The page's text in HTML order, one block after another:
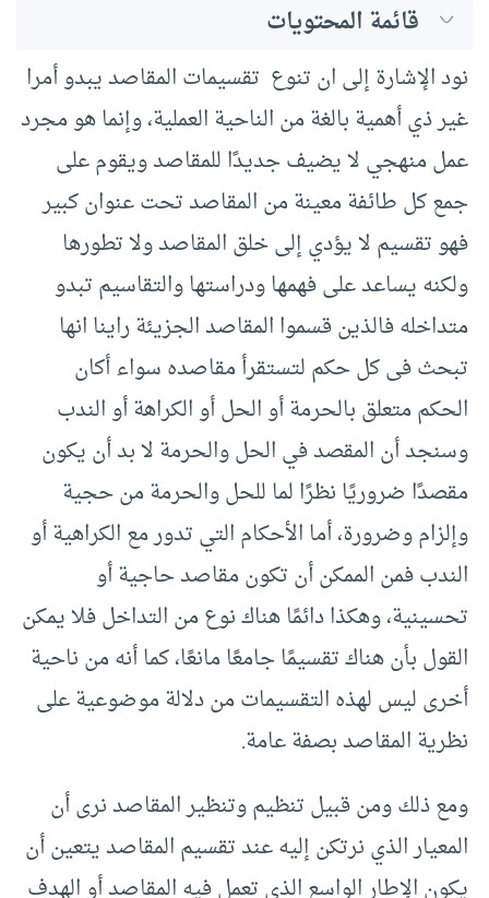
قائمة المحتويات
نود الإشارة إلى ان تنوع تقسيمات المقاصد يبدو أمرا
غير ذي أهمية بالغة من الناحية العملية، وإنما هو مجرد
عمل منهجي لا يضيف جديدًا للمقاصد ويقوم على
جمع كل طائفة معينة من المقاصد تحت عنوان كبير
فهو تقسيم لا يؤدي إلى خلق المقاصد ولا تطورها
ولكنه يساعد على فهمها ودراستها والتقاسيم تبدو
متداخله فالذين قسموا المقاصد الجزيئة راينا انها
تبحث فى كل حكم لتستقرأ مقاصده سواء أكان
الحكم متعلق بالحرمة أو الحل أو الكراهة أو الندب
وسنجد أن المقصد في الحل والحرمة لا بد أن يكون
مقصدًا ضروريًا نظرًا لما للحل والحرمة من حجية
وإلزام وضرورة، أما الأحكام التي تدور مع الكراهية أو
الندب فمن الممكن أن تكون مقاصد حاجية أو
تحسينية، وهكذا دائمًا هناك نوع من التداخل فلا يمكن
القول بأن هناك تقسيمًا جامعًا مانعًا، كما أنه من ناحية
أخرى ليس لهذه التقسيمات من دلالة موضوعية على
نظرية المقاصد بصفة عامة.
ومع ذلك ومن قبيل تنظيم وتنظير المقاصد نرى أن
المعيار الذي نرتكن إليه عند تقسيم المقاصد يتعين أن
يكون الإطار الواسع الذي تعمل فيه المقاصد أو الهدف